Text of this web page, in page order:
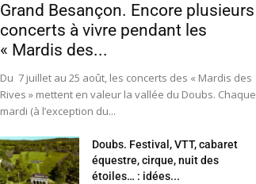
Grand Besançon. Encore plusieurs
concerts à vivre pendant les
« Mardis des...
Du 7 juillet au 25 août, les concerts des « Mardis des
Rives » mettent en valeur la vallée du Doubs. Chaque
mardi (à l’exception du...
Doubs. Festival, VTT, cabaret
équestre, cirque, nuit des
étoiles… : idées...